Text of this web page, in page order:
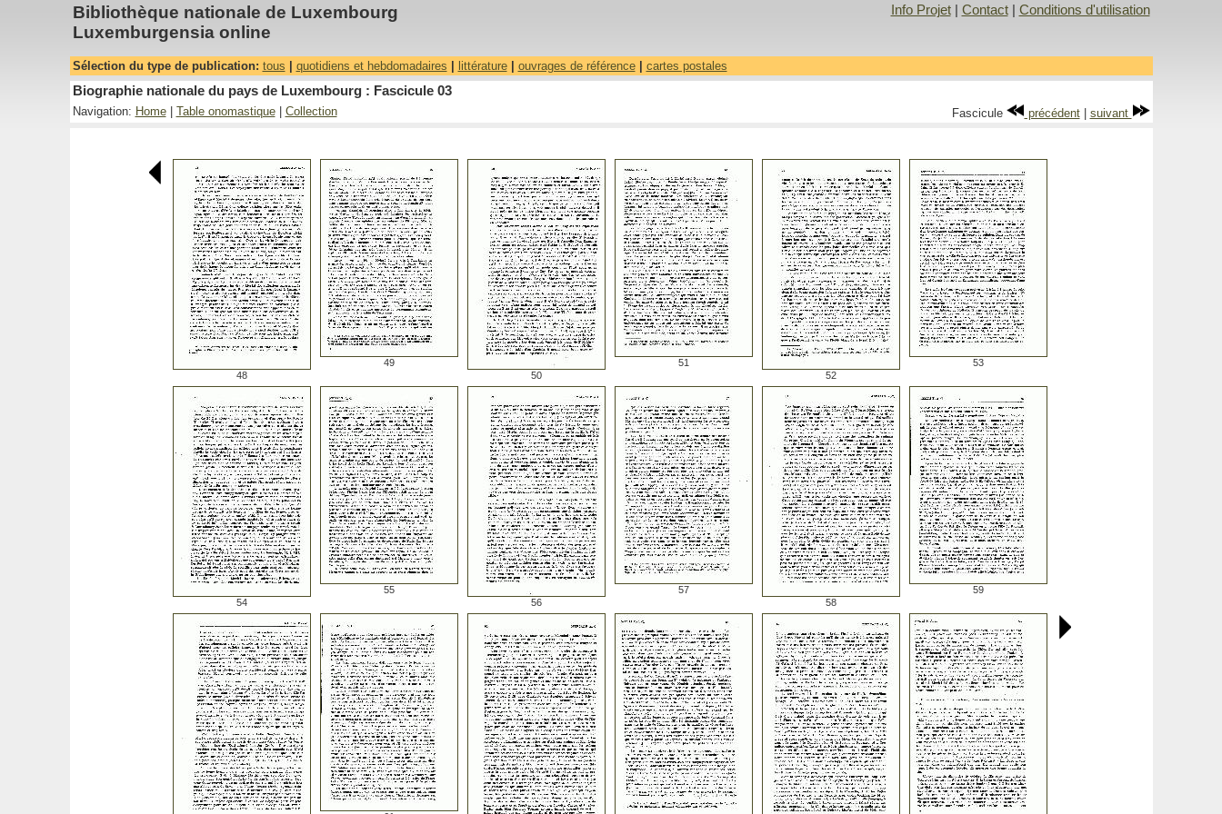
Bibliothèque nationale de Luxembourg
Luxemburgensia online
Info Projet| Contact| Conditions d'utilisation
Sélection du type de publication: tous quotidiens et hebdomadaires littérature| ouvrages de référence| cartes postales
Biographie nationale du pays de Luxembourg : Fascicule 03
Navigation: Home| Table onomastique| Collection Fascicule précédent| suivant
48
49
50
51
52
53
54
55
56
57
58
59